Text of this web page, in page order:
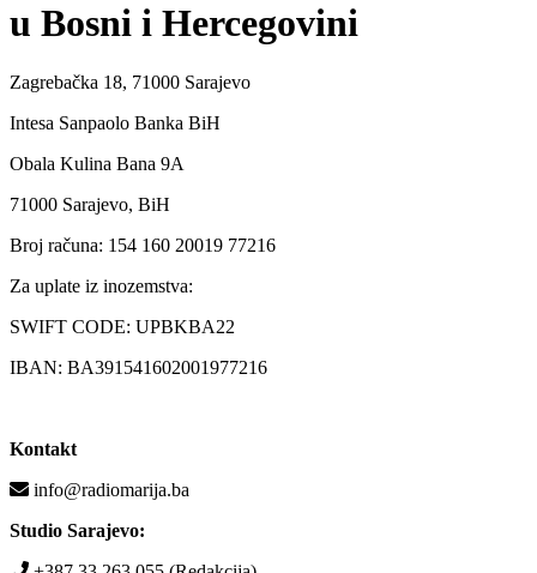
u Bosni i Hercegovini
Zagrebačka 18, 71000 Sarajevo
Intesa Sanpaolo Banka BiH
Obala Kulina Bana 9A
71000 Sarajevo, BiH
Broj računa: 154 160 20019 77216
Za uplate iz inozemstva:
SWIFT CODE: UPBKBA22
IBAN: BA391541602001977216
Kontakt
info@radiomarija.ba
Studio Sarajevo: